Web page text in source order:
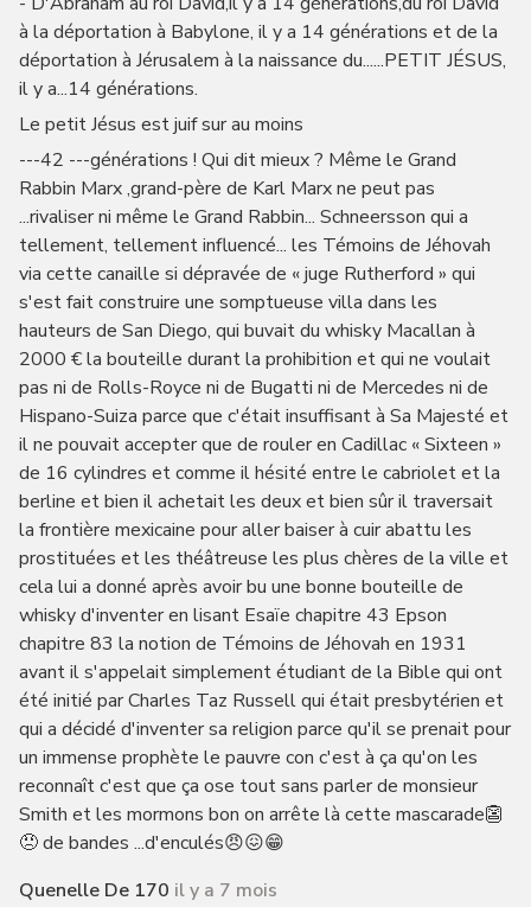
à la déportation à Babylone, il y a 14 générations et de la
déportation à Jérusalem à la naissance du......PETIT JÉSUS,
il y a...14 générations.
Le petit Jésus est juif sur au moins
---42 ---générations ! Qui dit mieux ? Même le Grand
Rabbin Marx ,grand-père de Karl Marx ne peut pas
...rivaliser ni même le Grand Rabbin... Schneersson qui a
tellement, tellement influencé... les Témoins de Jéhovah
via cette canaille si dépravée de « juge Rutherford » qui
s'est fait construire une somptueuse villa dans les
hauteurs de San Diego, qui buvait du whisky Macallan à
2000 € la bouteille durant la prohibition et qui ne voulait
pas ni de Rolls-Royce ni de Bugatti ni de Mercedes ni de
Hispano-Suiza parce que c'était insuffisant à Sa Majesté et
il ne pouvait accepter que de rouler en Cadillac « Sixteen »
de 16 cylindres et comme il hésité entre le cabriolet et la
berline et bien il achetait les deux et bien sûr il traversait
la frontière mexicaine pour aller baiser à cuir abattu les
prostituées et les théâtreuse les plus chères de la ville et
cela lui a donné après avoir bu une bonne bouteille de
whisky d'inventer en lisant Esaïe chapitre 43 Epson
chapitre 83 la notion de Témoins de Jéhovah en 1931
avant il s'appelait simplement étudiant de la Bible qui ont
été initié par Charles Taz Russell qui était presbytérien et
qui a décidé d'inventer sa religion parce qu'il se prenait pour
un immense prophète le pauvre con c'est à ça qu'on les
reconnaît c'est que ça ose tout sans parler de monsieur
Smith et les mormons bon on arrête là cette mascarade👺
😠 de bandes ...d'enculés😠😖😁
Quenelle De 170 il y a 7 mois